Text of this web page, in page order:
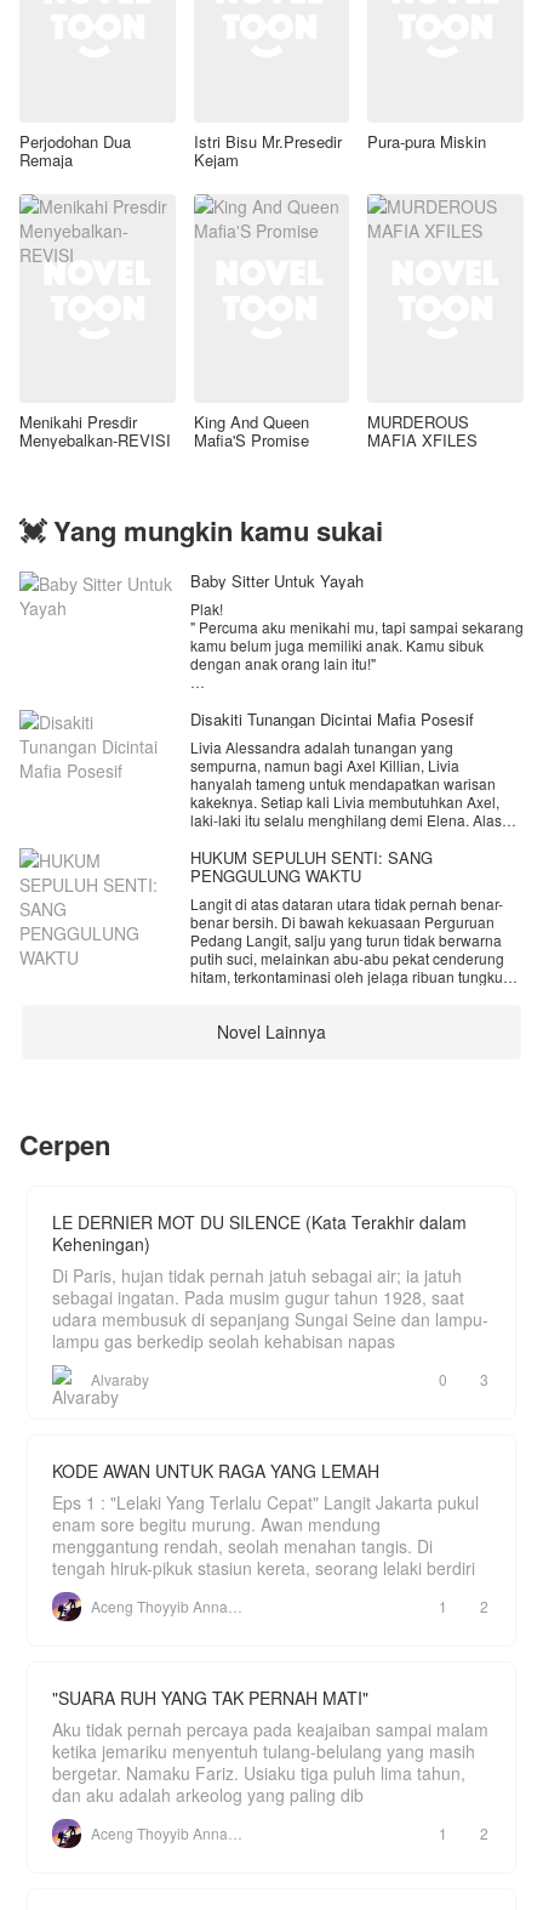
Perjodohan Dua
Remaja
Istri Bisu Mr.Presedir
Kejam
Pura-pura Miskin
Menikahi Presdir
Menyebalkan-REVISI
King And Queen
Mafia'S Promise
MURDEROUS
MAFIA XFILES
💓 Yang mungkin kamu sukai
Baby Sitter Untuk Yayah
Plak!
" Percuma aku menikahi mu, tapi sampai sekarang
kamu belum juga memiliki anak. Kamu sibuk
dengan anak orang lain itu!"
sitter. Memang mengurus anak orang lain adalah
Lagi dan lagi, Raina mendapatkan cap lima jari
dari Rusman di pipinya. Dan yang dibahas adalah
hal yang sama yakni kenapa dia tak kunjung bisa
hamil padahal pernikahan mereka sudah berjalan
Raina Puspita, usianya 25 tahun sekarang. Dia
menikah dengan Rusman Pambudi, pria yang
dulu lembut namun kini berubah setelah mereka
menikah.
Pernikahan yang ia harap menjadi sebuah rumah
baginya, nyatanya menjadi sebuah gubuk derita.
dan tingkah menggemaskan dari Chandran Akash
Dwiangga.
Disakiti Tunangan Dicintai Mafia Posesif
Livia Alessandra adalah tunangan yang
sempurna, namun bagi Axel Killian, Livia
hanyalah tameng untuk mendapatkan warisan
kakeknya. Setiap kali Livia membutuhkan Axel,
laki-laki itu selalu menghilang demi Elena. Alasan
karena sakit.
menghilang dari Axel setelah puncaknya ia
ditinggal Axel saat fitting baju pengantin. Dan saat
itu Livia sudah tahu tentang hubungan Axel dan
Elena dibelakangnya. Ternyata Elena bukan
sahabat perempuan Axel, tapi mantan pacarnya.
membiarkan Livia jatuh. Ia diselamatkan oleh
HUKUM SEPULUH SENTI: SANG
PENGGULUNG WAKTU
Langit di atas dataran utara tidak pernah benar-
benar bersih. Di bawah kekuasaan Perguruan
Pedang Langit, salju yang turun tidak berwarna
putih suci, melainkan abu-abu pekat cenderung
hitam, terkontaminasi oleh jelaga ribuan tungku
adalah hamparan lumpur beku yang dingin,
tempat di mana kasta terendah manusia—para
Novel Lainnya
Cerpen
LE DERNIER MOT DU SILENCE (Kata Terakhir dalam
Keheningan)
Di Paris, hujan tidak pernah jatuh sebagai air; ia jatuh
sebagai ingatan. Pada musim gugur tahun 1928, saat
udara membusuk di sepanjang Sungai Seine dan lampu-
lampu gas berkedip seolah kehabisan napas
Alvaraby 0 3
KODE AWAN UNTUK RAGA YANG LEMAH
Eps 1 : "Lelaki Yang Terlalu Cepat" Langit Jakarta pukul
enam sore begitu murung. Awan mendung
menggantung rendah, seolah menahan tangis. Di
tengah hiruk-pikuk stasiun kereta, seorang lelaki berdiri
1 2
"SUARA RUH YANG TAK PERNAH MATI"
Aku tidak pernah percaya pada keajaiban sampai malam
ketika jemariku menyentuh tulang-belulang yang masih
bergetar. Namaku Fariz. Usiaku tiga puluh lima tahun,
dan aku adalah arkeolog yang paling dib
1 2